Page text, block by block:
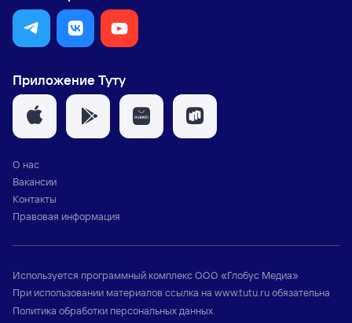
Приложение Туту
О нас
Вакансии
Контакты
Правовая информация
Используется программный комплексООО «Глобус Медиа»
При использовании материалов ссылка на www.tutu.ruобязательна
Политика обработки персональных данных